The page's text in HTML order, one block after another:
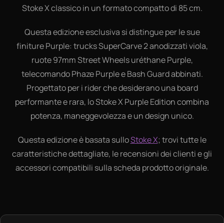
Stoke X classico in un formato compatto di 85 cm.
Questa edizione esclusiva si distingue per le sue
finiture Purple: trucks SuperCarve 2 anodizzati viola,
ruote 97mm Street Wheels uréthane Purple,
telecomando Phaze Purple e Bash Guard abbinati.
Progettato per i rider che desiderano una board
performante e rara, lo Stoke X Purple Edition combina
potenza, maneggevolezza e un design unico.
Questa edizione è basata sulloStoke X; trovi tutte le
caratteristiche dettagliate, le recensioni dei clienti e gli
accessori compatibili sulla scheda prodotto originale.